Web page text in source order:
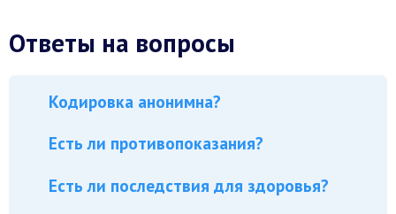
Ответы на вопросы
Кодировка анонимна?
Есть ли противопоказания?
Есть ли последствия для здоровья?